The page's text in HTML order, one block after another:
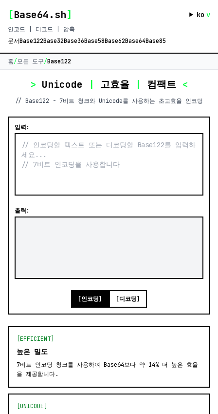
[Base64.sh] ko v
인코드 | 디코드 | 압축
문서Base122Base32Base36Base58Base62Base64Base85
홈/모든 도구/Base122
> Unicode | 고효율 | 컴팩트 <
// Base122 - 7비트 청크와 Unicode를 사용하는 초고효율 인코딩
입력:
출력:
[인코딩] [디코딩]
[EFFICIENT]
높은 밀도
7비트 인코딩 청크를 사용하여 Base64보다 약 14% 더 높은 효율
을 제공합니다.
[UNICODE]